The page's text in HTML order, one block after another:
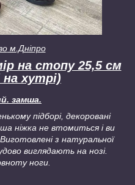
м.Дніпро
на стопу 25,5 см
на хутрі)
замша.
підборі, декоровані
ніжка не втомиться і ви
з натуральної
виглядають на нозі.
ноги.